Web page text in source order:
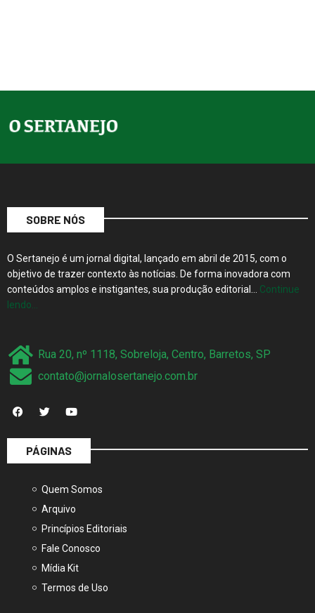
SOBRE NÓS
O Sertanejo é um jornal digital, lançado em abril de 2015, com o
objetivo de trazer contexto às notícias. De forma inovadora com
conteúdos amplos e instigantes, sua produção editorial… Continue
lendo…
Rua 20, nº 1118, Sobreloja, Centro, Barretos, SP
contato@jornalosertanejo.com.br
PÁGINAS
Quem Somos
Arquivo
Princípios Editoriais
Fale Conosco
Mídia Kit
Termos de Uso